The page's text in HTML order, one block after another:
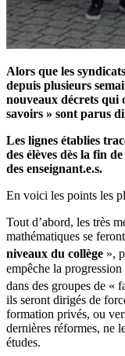
Alors que les
depuis plusieurs
nouveaux décrets qui
savoirs » sont parus
Les lignes établies
des élèves dès la fin
des enseignant.e.s.
En voici les points les
Tout d’abord, les très
mathématiques se
niveaux du collège »,
empêche la
dans des groupes de «
ils seront dirigés de
formation privés, ou
dernières réformes, ne
études.